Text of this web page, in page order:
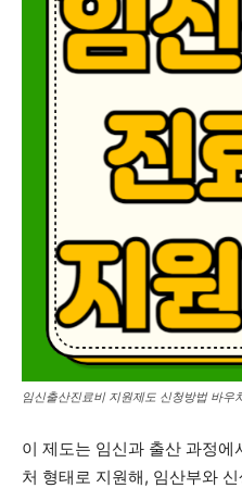
임신출산진료비 지원제도 신청방법 바우
이 제도는 임신과 출산 과정
처 형태로 지원해, 임산부와